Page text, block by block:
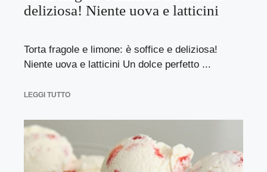
deliziosa! Niente uova e latticini
Torta fragole e limone: è soffice e deliziosa!
Niente uova e latticini Un dolce perfetto ...
LEGGI TUTTO